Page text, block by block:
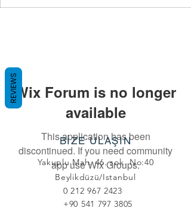
Wix Forum is no longer
available
This application has been
discontinued. If you need community
app use Wix Groups.
BİZE ULAŞIN
Yakuplu Mah. 46. sok. No:40
Beylikdüzü/Istanbul
0 212 967 2423
+90 541 797 3805
REVIEWS